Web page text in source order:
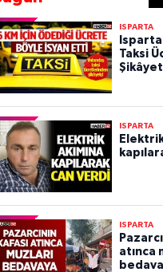
ISPARTA
Taksi
ISPARTA
Elektrik
ISPARTA
atınca